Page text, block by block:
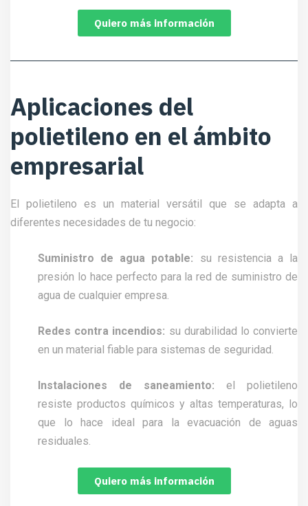
Quiero más información
Aplicaciones del
polietileno en el ámbito
empresarial
El polietileno es un material versátil que se adapta a
diferentes necesidades de tu negocio:
Suministro de agua potable: su resistencia a la
presión lo hace perfecto para la red de suministro de
agua de cualquier empresa.
Redes contra incendios: su durabilidad lo convierte
en un material fiable para sistemas de seguridad.
Instalaciones de saneamiento: el polietileno
resiste productos químicos y altas temperaturas, lo
que lo hace ideal para la evacuación de aguas
residuales.
Quiero más información